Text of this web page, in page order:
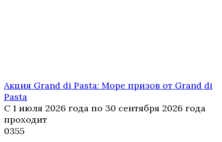
Акция Grand di Pasta: Море призов от Grand di
Pasta
С 1 июля 2026 года по 30 сентября 2026 года
проходит
0355